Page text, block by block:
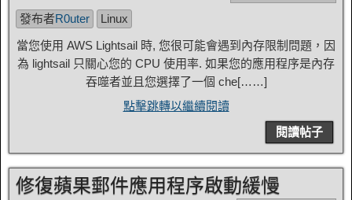
發布者R0uter
Linux
當您使用 AWS Lightsail 時, 您很可能會遇到內存限制問題，因
為 lightsail 只關心您的 CPU 使用率. 如果您的應用程序是內存
吞噬者並且您選擇了一個 che[……]
點擊跳轉以繼續閱讀
閱讀帖子
修復蘋果郵件應用程序啟動緩慢